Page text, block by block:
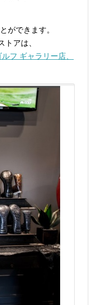
ができます。
アは、
フ ギャラリー店、